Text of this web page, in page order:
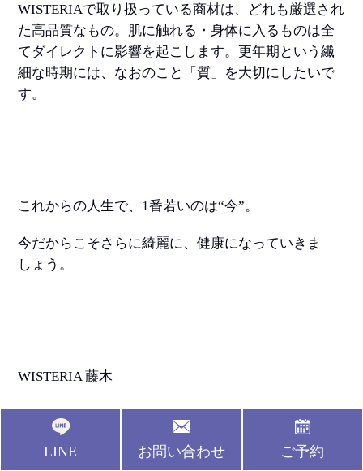
LINE お問い合わせ ご予約
WISTERIAで取り扱っている商材は、どれも厳選され
た高品質なもの。肌に触れる・身体に入るものは全
てダイレクトに影響を起こします。更年期という繊
細な時期には、なおのこと「質」を大切にしたいで
す。
これからの人生で、1番若いのは“今”。
今だからこそさらに綺麗に、健康になっていきま
しょう。
WISTERIA 藤木